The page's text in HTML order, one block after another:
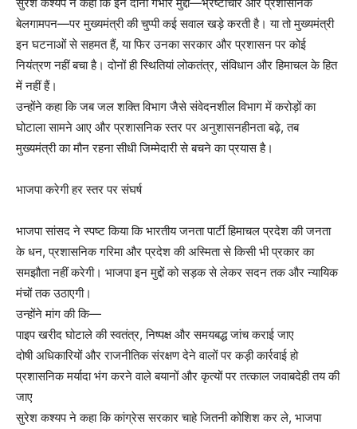
बेलगामपन—पर मुख्यमंत्री की चुप्पी कई सवाल खड़े करती है। या तो मुख्यमंत्री
इन घटनाओं से सहमत हैं, या फिर उनका सरकार और प्रशासन पर कोई
नियंत्रण नहीं बचा है। दोनों ही स्थितियां लोकतंत्र, संविधान और हिमाचल के हित
में नहीं हैं।
उन्होंने कहा कि जब जल शक्ति विभाग जैसे संवेदनशील विभाग में करोड़ों का
घोटाला सामने आए और प्रशासनिक स्तर पर अनुशासनहीनता बढ़े, तब
मुख्यमंत्री का मौन रहना सीधी जिम्मेदारी से बचने का प्रयास है।
भाजपा करेगी हर स्तर पर संघर्ष
भाजपा सांसद ने स्पष्ट किया कि भारतीय जनता पार्टी हिमाचल प्रदेश की जनता
के धन, प्रशासनिक गरिमा और प्रदेश की अस्मिता से किसी भी प्रकार का
समझौता नहीं करेगी। भाजपा इन मुद्दों को सड़क से लेकर सदन तक और न्यायिक
मंचों तक उठाएगी।
उन्होंने मांग की कि—
पाइप खरीद घोटाले की स्वतंत्र, निष्पक्ष और समयबद्ध जांच कराई जाए
दोषी अधिकारियों और राजनीतिक संरक्षण देने वालों पर कड़ी कार्रवाई हो
प्रशासनिक मर्यादा भंग करने वाले बयानों और कृत्यों पर तत्काल जवाबदेही तय की
जाए
सुरेश कश्यप ने कहा कि कांग्रेस सरकार चाहे जितनी कोशिश कर ले, भाजपा